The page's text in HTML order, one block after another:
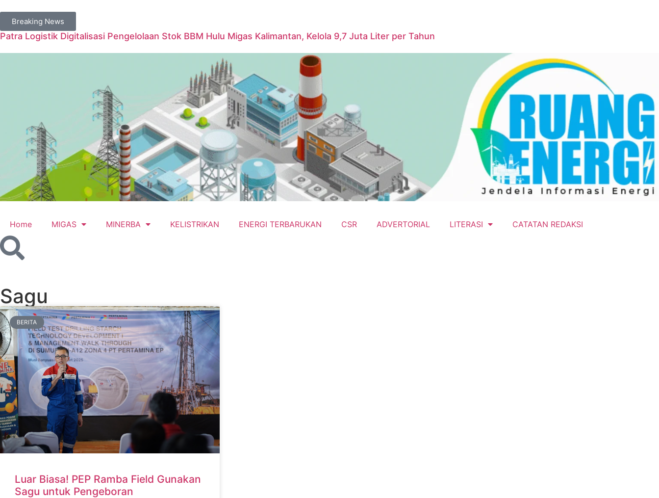
Breaking News
Patra Logistik Digitalisasi Pengelolaan Stok BBM Hulu Migas Kalimantan, Kelola 9,7 Juta Liter per Tahun
Home MIGAS MINERBA KELISTRIKAN ENERGI TERBARUKAN CSR ADVERTORIAL LITERASI CATATAN REDAKSI
Sagu
BERITA
Luar Biasa! PEP Ramba Field Gunakan
Sagu untuk Pengeboran